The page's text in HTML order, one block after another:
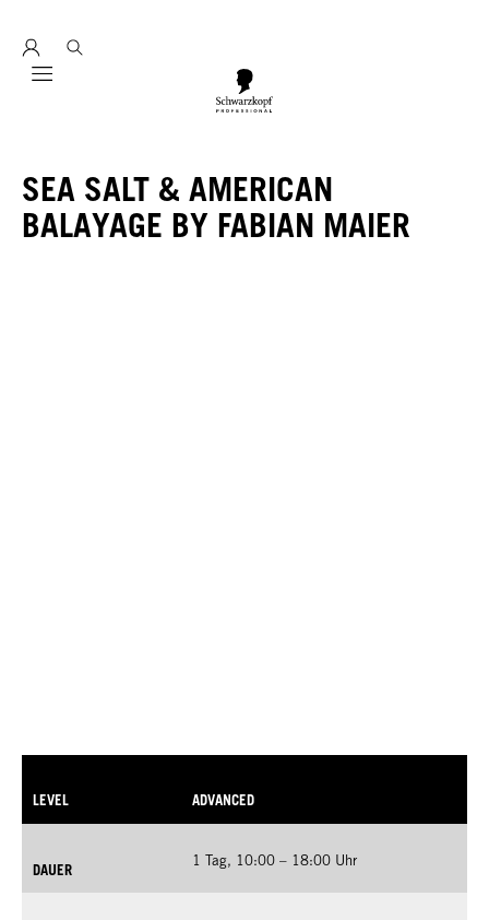
Mobile navigation
SEA SALT & AMERICAN
BALAYAGE BY FABIAN MAIER
LEVEL ADVANCED
DAUER
1 Tag, 10:00 – 18:00 Uhr